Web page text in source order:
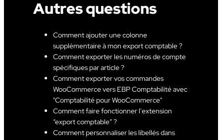
Autres questions
Comment ajouter une colonne
supplémentaire à mon export comptable ?
Comment exporter les numéros de compte
spécifiques par article ?
Comment exporter vos commandes
WooCommerce vers EBP Comptabilité avec
"Comptabilité pour WooCommerce"
Comment faire fonctionner l'extension
“export comptable” ?
Comment personnaliser les libellés dans